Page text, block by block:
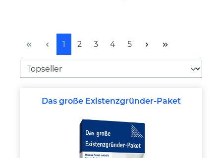
Seite
1 Seite
2 Seite
3 Seite
4 Seite
5
Das große Existenzgründer-Paket